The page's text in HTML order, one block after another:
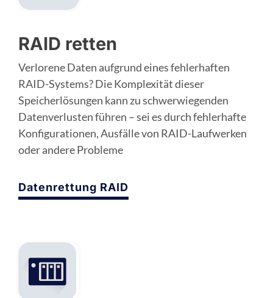
RAID retten
Verlorene Daten aufgrund eines fehlerhaften
RAID-Systems? Die Komplexität dieser
Speicherlösungen kann zu schwerwiegenden
Datenverlusten führen – sei es durch fehlerhafte
Konfigurationen, Ausfälle von RAID-Laufwerken
oder andere Probleme
Datenrettung RAID